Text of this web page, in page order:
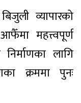
व्यापारको
महत्त्वपूर्ण
लागि
क्रममा पुनः